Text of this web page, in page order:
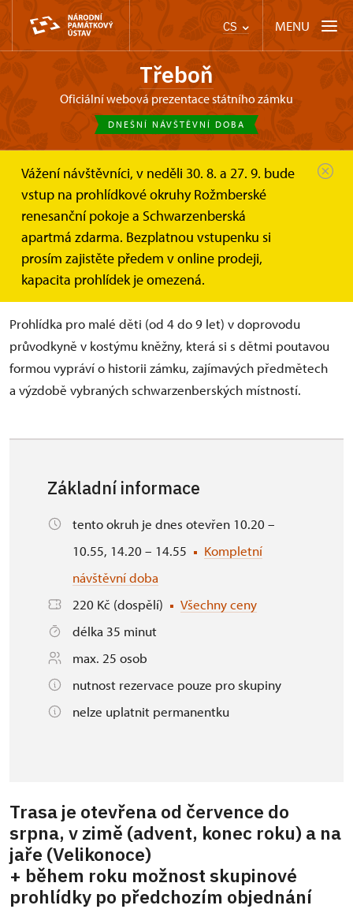
CS MENU
Třeboň
oficiální webová prezentace státního zámku
DNEŠNÍ NÁVŠTĚVNÍ DOBA
Vážení návštěvníci, v neděli 30. 8. a 27. 9. bude
vstup na prohlídkové okruhy Rožmberské
renesanční pokoje a Schwarzenberská
apartmá zdarma. Bezplatnou vstupenku si
prosím zajistěte předem v online prodeji,
kapacita prohlídek je omezená.
Třeboň dětská prohlídka Na návštěvě u...
dětská prohlídka Na návštěvě
u paní kněžny (letní okruh)
Prohlídka pro malé děti (od 4 do 9 let) v doprovodu
průvodkyně v kostýmu kněžny, která si s dětmi poutavou
formou vypráví o historii zámku, zajímavých předmětech
a výzdobě vybraných schwarzenberských místností.
Základní informace
tento okruh je dnes otevřen 10.20 –
10.55, 14.20 – 14.55
Kompletní
návštěvní doba
220 Kč (dospělí)
Všechny ceny
délka 35 minut
max. 25 osob
nutnost rezervace pouze pro skupiny
nelze uplatnit permanentku
Trasa je otevřena od července do
srpna, v zimě (advent, konec roku) a na
jaře (Velikonoce)
+ během roku možnost skupinové
prohlídky po předchozím objednání